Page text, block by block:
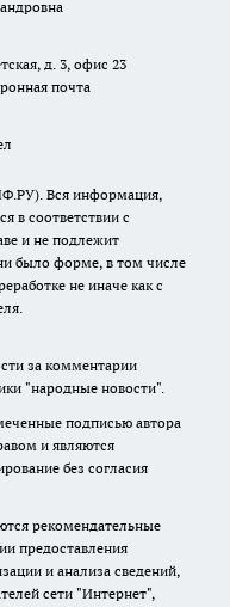
д. 3, офис 23
почта
Вся информация,
в соответствии с
и не подлежит
было форме, в том числе
не иначе как с
за комментарии
"народные новости".
подписью автора
и являются
без согласия
рекомендательные
предоставления
и анализа сведений,
сети "Интернет",